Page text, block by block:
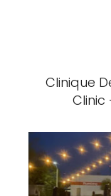
Clinique
Clinic